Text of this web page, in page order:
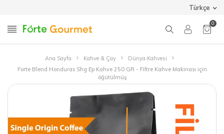
Türkçe
0
Ana Sayfa Kahve & Çay
Dünya Kahvesi
Forte Blend Honduras Shg Ep Kahve 250 GR - Filtre Kahve Makinası için
öğütülmüş